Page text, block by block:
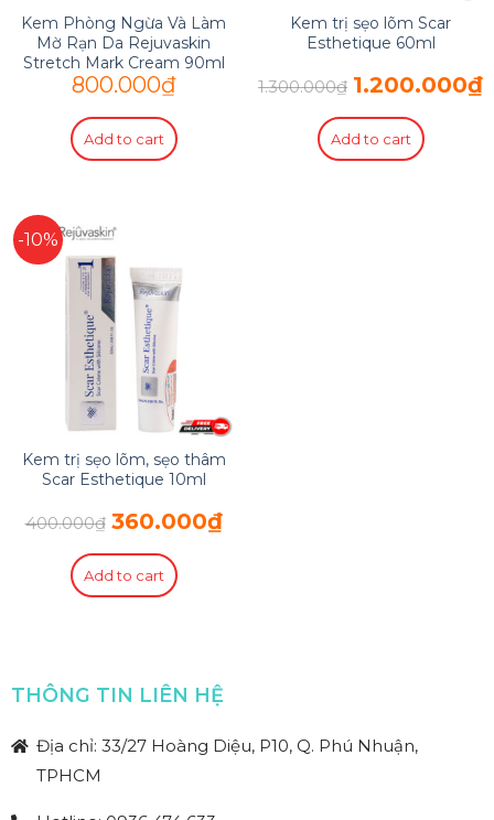
Kem Phòng Ngừa Và Làm
Mờ Rạn Da Rejuvaskin
Stretch Mark Cream 90ml
800.000₫
Add to cart
Kem trị sẹo lõm Scar
Esthetique 60ml
1.300.000₫ 1.200.000₫
Add to cart
-10%
Kem trị sẹo lõm, sẹo thâm
Scar Esthetique 10ml
400.000₫ 360.000₫
Add to cart
THÔNG TIN LIÊN HỆ
Địa chỉ: 33/27 Hoàng Diệu, P10, Q. Phú Nhuận,
TPHCM